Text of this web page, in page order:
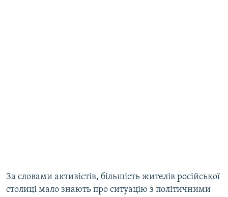
За словами активістів, більшість жителів російської
столиці мало знають про ситуацію з політичними